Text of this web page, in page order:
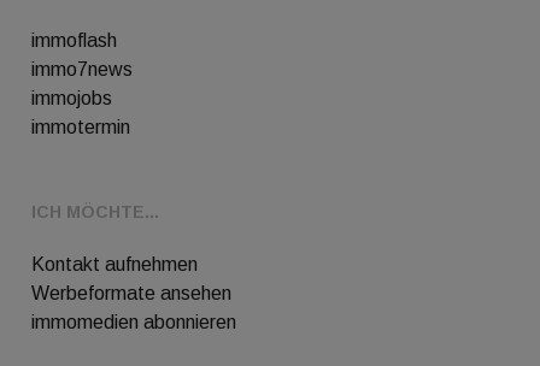
immoflash
immo7news
immojobs
immotermin
ICH MÖCHTE...
Kontakt aufnehmen
Werbeformate ansehen
immomedien abonnieren